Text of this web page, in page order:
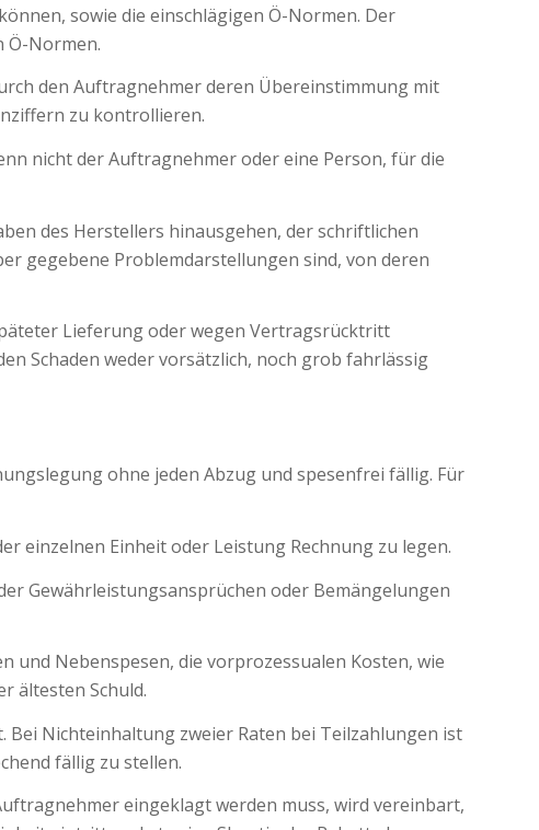
sowie die einschlägigen Ö-Normen. Der
Ö-Normen.
den Auftragnehmer deren Übereinstimmung mit
zu kontrollieren.
nicht der Auftragnehmer oder eine Person, für die
des Herstellers hinausgehen, der schriftlichen
gegebene Problemdarstellungen sind, von deren
Lieferung oder wegen Vertragsrücktritt
Schaden weder vorsätzlich, noch grob fahrlässig
ohne jeden Abzug und spesenfrei fällig. Für
einzelnen Einheit oder Leistung Rechnung zu legen.
Gewährleistungsansprüchen oder Bemängelungen
und Nebenspesen, die vorprozessualen Kosten, wie
ältesten Schuld.
Nichteinhaltung zweier Raten bei Teilzahlungen ist
fällig zu stellen.
eingeklagt werden muss, wird vereinbart,